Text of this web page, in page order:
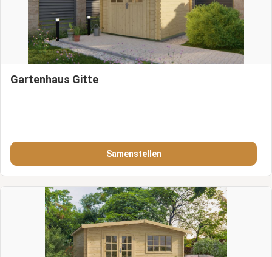
Gartenhaus Gitte
Samenstellen